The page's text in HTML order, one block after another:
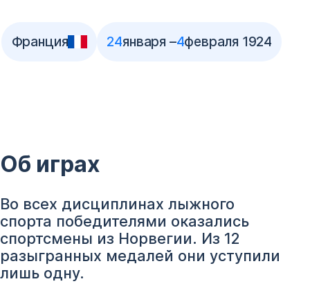
Франция 24января –4февраля 1924
Об играх
Во всех дисциплинах лыжного
спорта победителями оказались
спортсмены из Норвегии. Из 12
разыгранных медалей они уступили
лишь одну.